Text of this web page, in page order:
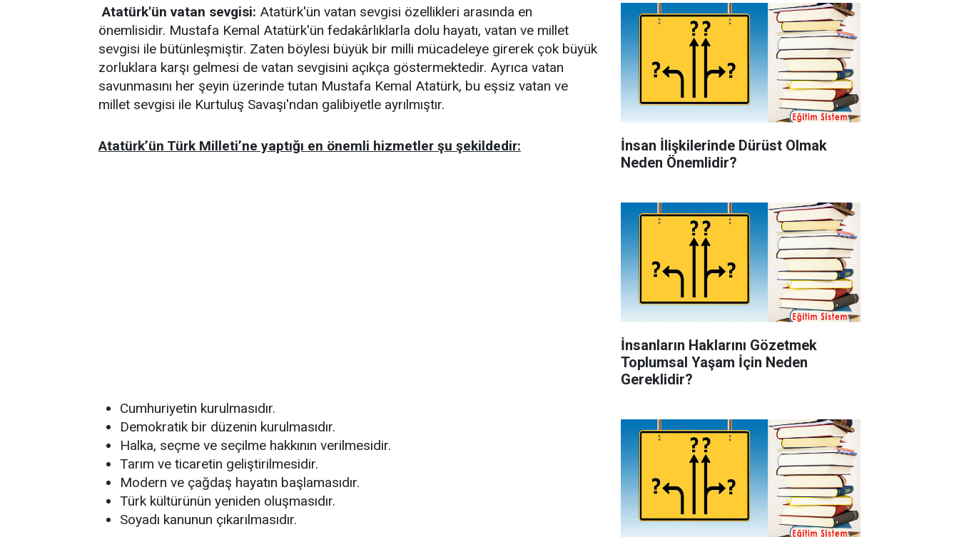
Atatürk'ün vatan sevgisi: Atatürk'ün vatan sevgisi özellikleri arasında en
önemlisidir. Mustafa Kemal Atatürk'ün fedakârlıklarla dolu hayatı, vatan ve millet
sevgisi ile bütünleşmiştir. Zaten böylesi büyük bir milli mücadeleye girerek çok büyük
zorluklara karşı gelmesi de vatan sevgisini açıkça göstermektedir. Ayrıca vatan
savunmasını her şeyin üzerinde tutan Mustafa Kemal Atatürk, bu eşsiz vatan ve
millet sevgisi ile Kurtuluş Savaşı'ndan galibiyetle ayrılmıştır.
Atatürk’ün Türk Milleti’ne yaptığı en önemli hizmetler şu şekildedir:
Cumhuriyetin kurulmasıdır.
Demokratik bir düzenin kurulmasıdır.
Halka, seçme ve seçilme hakkının verilmesidir.
Tarım ve ticaretin geliştirilmesidir.
Modern ve çağdaş hayatın başlamasıdır.
Türk kültürünün yeniden oluşmasıdır.
Soyadı kanunun çıkarılmasıdır.
İnsan İlişkilerinde Dürüst Olmak
Neden Önemlidir?
İnsanların Haklarını Gözetmek
Toplumsal Yaşam İçin Neden
Gereklidir?